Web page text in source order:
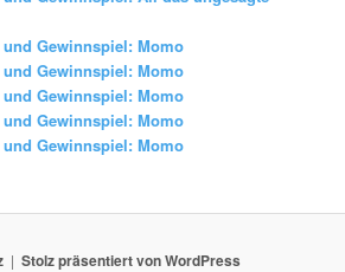
Gewinnspiel: Momo
Gewinnspiel: Momo
Gewinnspiel: Momo
Gewinnspiel: Momo
Gewinnspiel: Momo
Stolz präsentiert von WordPress